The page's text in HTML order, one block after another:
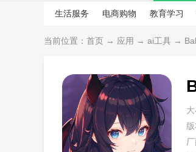
生活服务 电商购物 教育学习
娱乐资讯
当前位置： 首页 → 应用 → ai工具 →
大
版
厂